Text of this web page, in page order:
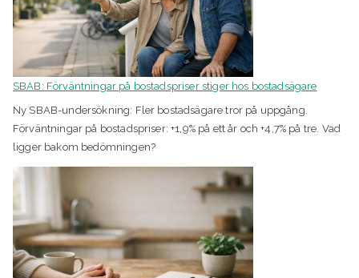
SBAB: Förväntningar på bostadspriser stiger hos bostadsägare
Ny SBAB-undersökning: Fler bostadsägare tror på uppgång.
Förväntningar på bostadspriser: +1,9% på ett år och +4,7% på tre. Vad
ligger bakom bedömningen?